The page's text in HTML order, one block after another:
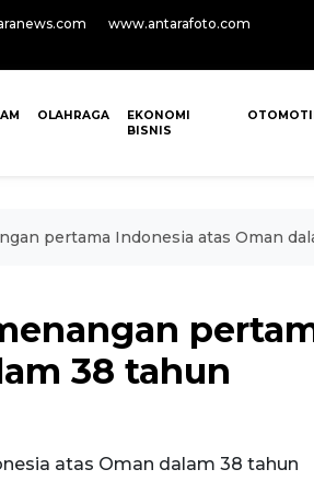
www.antarafoto.com
OLAHRAGA
EKONOMI
BISNIS
pertama Indonesia atas Oman
38 tahun